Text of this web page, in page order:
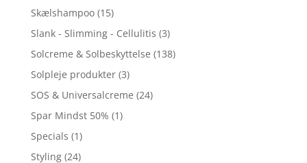
Skælshampoo (15)
Slank - Slimming - Cellulitis (3)
Solcreme & Solbeskyttelse (138)
Solpleje produkter (3)
SOS & Universalcreme (24)
Spar Mindst 50% (1)
Specials (1)
Styling (24)